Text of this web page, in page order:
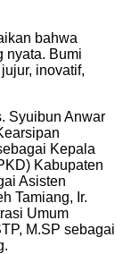
bahwa
nyata. Bumi
inovatif,
Syuibun Anwar
Kepala
Kabupaten
Asisten
Tamiang, Ir.
Umum
M.SP sebagai